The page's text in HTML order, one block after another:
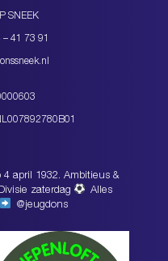
SNEEK
– 41 73 91
4 april 1932. Ambitieus &
zaterdag
Alles
@jeugdons